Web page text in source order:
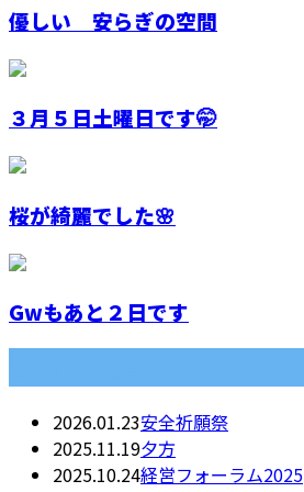
優しい 安らぎの空間
３月５日土曜日です🤭
桜が綺麗でした🌸
Gwもあと２日です
2026.01.23安全祈願祭
2025.11.19夕方
2025.10.24経営フォーラム2025